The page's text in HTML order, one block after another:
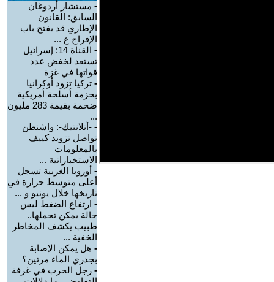
- مستشار أردوغان
السابق: القانون
الإطاري قد يفتح باب
الإفراج ع ...
-
القناة 14: إسرائيل
تستعد لخفض عدد
قواتها في غزة
- تركيا تزود أوكرانيا
بحزمة أسلحة أمريكية
ضخمة بقيمة 283 مليون
...
- -أتلانتيك-: واشنطن
تواصل تزويد كييف
بالمعلومات
الاستخباراتية ...
- أوروبا الغربية تسجل
أعلى متوسط حرارة في
تاريخها خلال يونيو و ...
- ارتفاع الضغط ليس
حالة يمكن تحملها..
طبيب يكشف المخاطر
الخفية ...
- هل يمكن الإصابة
بجدري الماء مرتين؟
- رجل الحرب في غرفة